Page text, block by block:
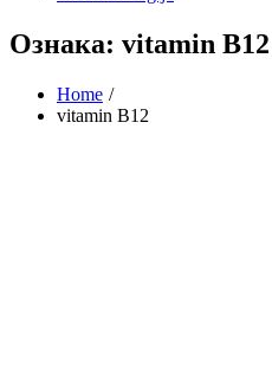
Ознака: vitamin B12
Home
vitamin B12